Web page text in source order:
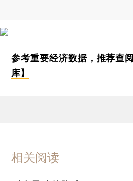
参考重要经济数据，推荐查阅
库】
相关阅读